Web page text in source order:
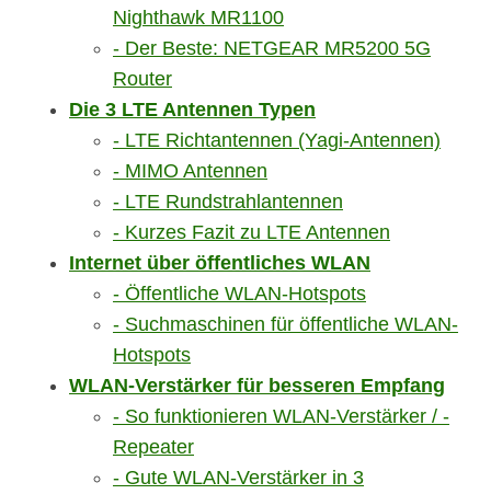
Nighthawk MR1100
Der Beste: NETGEAR MR5200 5G
Router
Die 3 LTE Antennen Typen
LTE Richtantennen (Yagi-Antennen)
MIMO Antennen
LTE Rundstrahlantennen
Kurzes Fazit zu LTE Antennen
Internet über öffentliches WLAN
Öffentliche WLAN-Hotspots
Suchmaschinen für öffentliche WLAN-
Hotspots
WLAN-Verstärker für besseren Empfang
So funktionieren WLAN-Verstärker / -
Repeater
Gute WLAN-Verstärker in 3